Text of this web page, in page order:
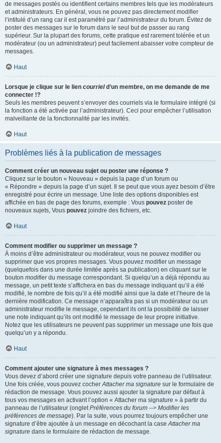
de messages postés ou identifient certains membres tels que les modérateurs
et administrateurs. En général, vous ne pouvez pas directement modifier
l’intitulé d’un rang car il est paramétré par l’administrateur du forum. Évitez de
poster des messages sur le forum dans le seul but de passer au rang
supérieur. Sur la plupart des forums, cette pratique est rarement tolérée et un
modérateur (ou un administrateur) peut facilement abaisser votre compteur de
messages.
Haut
Lorsque je clique sur le lien courrield’un membre, on me demande de me
connecter !?
Seuls les membres peuvent s’envoyer des courriels via le formulaire intégré (si
la fonction a été activée par l’administrateur). Ceci pour empêcher l’utilisation
malveillante de la fonctionnalité par les invités.
Haut
Problèmes liés à la publication de messages
Comment créer un nouveau sujet ou poster une réponse ?
Cliquez sur le bouton « Nouveau » depuis la page d’un forum ou
« Répondre » depuis la page d’un sujet. Il se peut que vous ayez besoin d’être
enregistré pour écrire un message. Une liste des options disponibles est
affichée en bas de page des forums, exemple : Vous pouvez poster de
nouveaux sujets, Vous pouvez joindre des fichiers, etc.
Haut
Comment modifier ou supprimer un message ?
À moins d’être administrateur ou modérateur, vous ne pouvez modifier ou
supprimer que vos propres messages. Vous pouvez modifier un message
(quelquefois dans une durée limitée après sa publication) en cliquant sur le
bouton modifierdu message correspondant. Si quelqu’un a déjà répondu au
message, un petit texte s’affichera en bas du message indiquant qu’il a été
modifié, le nombre de fois qu’il a été modifié ainsi que la date et l’heure de la
dernière modification. Ce message n’apparaîtra pas si un modérateur ou un
administrateur modifie le message, cependant ils ont la possibilité de laisser
une note indiquant qu’ils ont modifié le message de leur propre initiative.
Notez que les utilisateurs ne peuvent pas supprimer un message une fois que
quelqu’un y a répondu.
Haut
Comment ajouter une signature à mes messages ?
Vous devez d’abord créer une signature depuis votre panneau de l’utilisateur.
Une fois créée, vous pouvez cocherAttacher ma signature sur le formulaire de
rédaction de message. Vous pouvez aussi ajouter la signature par défaut à
tous vos messages en activant l’option « Attacher ma signature » à partir du
panneau de l’utilisateur (ongletPréférences du forum --> Modifier les
préférences de message). Par la suite, vous pourrez toujours empêcher une
signature d’être ajoutée à un message en décochant la caseAttacher ma
signature dans le formulaire de rédaction de message.